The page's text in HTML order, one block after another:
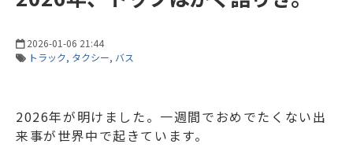
2026-01-06 21:44
トラック タクシー バス
2026年が明けました。一週間でおめでたくない出
来事が世界中で起きています。